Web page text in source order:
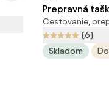
Prepravná
60x42x42cm,
Cestovanie,
(6)
Skladom